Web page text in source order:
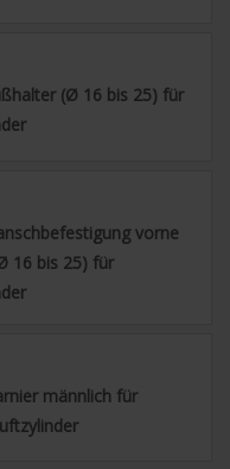
(Ø 16 bis 25) für
vorne
16 bis 25) für
männlich für